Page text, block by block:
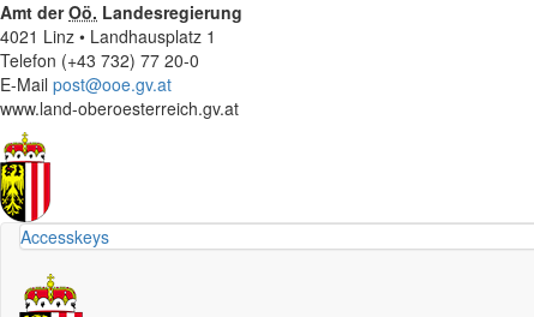
Amt derOö. Landesregierung
4021 Linz • Landhausplatz 1
Telefon (+43 732) 77 20-0
E-Mail post@ooe.gv.at
www.land-oberoesterreich.gv.at
Accesskeys